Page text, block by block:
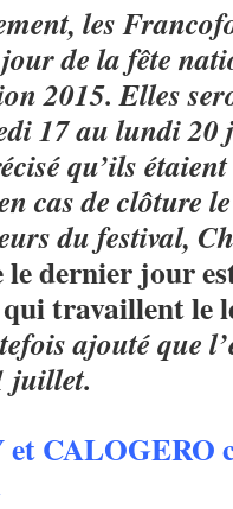
les
de la fête
2015. Elles
17 au lundi
qu’ils
cas de clôture
du festival,
le dernier jour
travaillent le
ajouté que
juillet.
CALOGERO